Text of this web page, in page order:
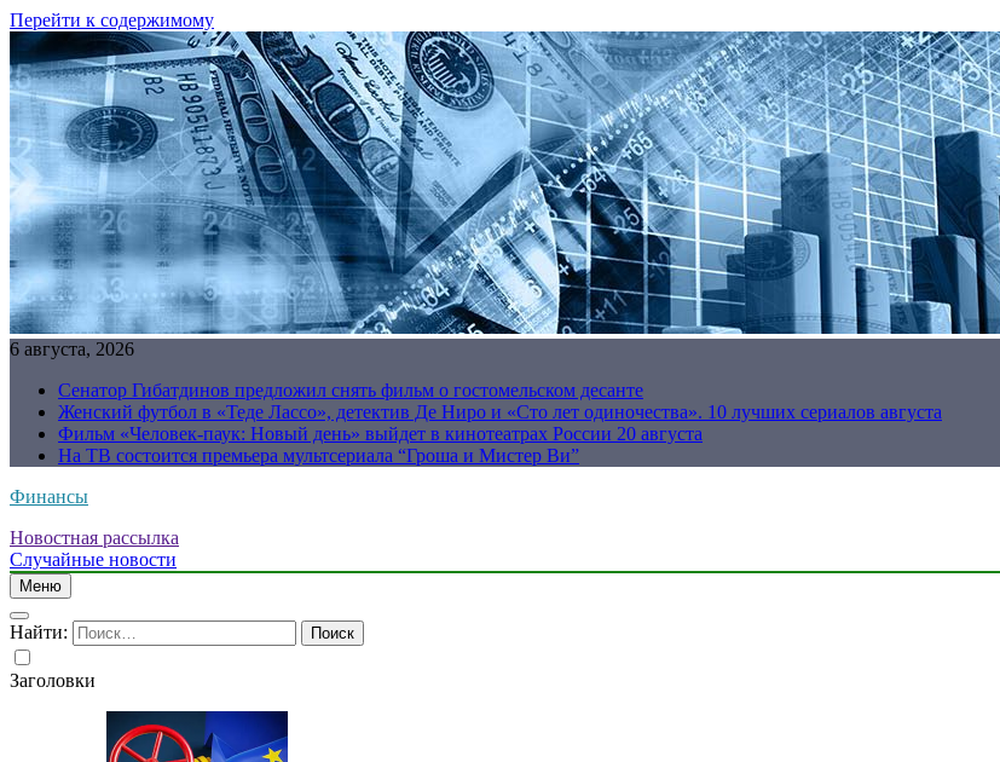
Перейти к содержимому
6 августа, 2026
Сенатор Гибатдинов предложил снять фильм о гостомельском десанте
Женский футбол в «Теде Лассо», детектив Де Ниро и «Сто лет одиночества». 10 лучших сериалов августа
Фильм «Человек-паук: Новый день» выйдет в кинотеатрах России 20 августа
На ТВ состоится премьера мультсериала “Гроша и Мистер Ви”
Финансы
Новостная рассылка
Случайные новости
Меню
Найти:
Заголовки